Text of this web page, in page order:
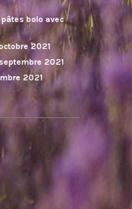
bolo avec
2021
2021
2021